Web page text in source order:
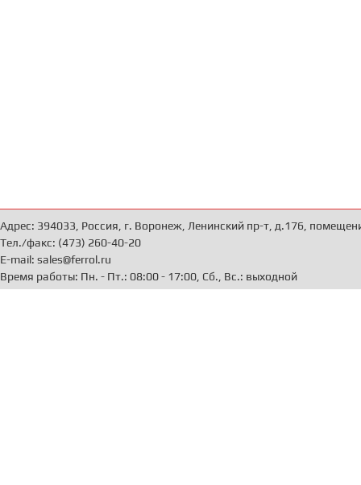
Адрес: 394033, Россия, г. Воронеж, Ленинский пр-т, д.176,
Тел./факс: (473) 260-40-20
E-mail: sales@ferrol.ru
Время работы: Пн. - Пт.: 08:00 - 17:00, Сб., Вс.: выходной